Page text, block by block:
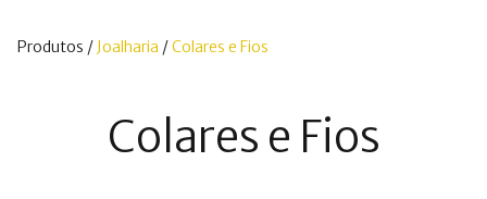
Produtos / Joalharia /Colares e Fios
Colares e Fios